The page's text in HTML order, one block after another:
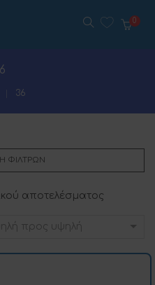
36
ΦΊΛΤΡΩΝ
αποτελέσματος
προς υψηλή